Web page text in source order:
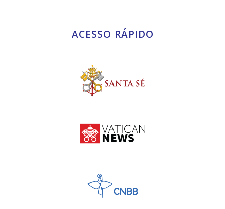
ACESSO RÁPIDO